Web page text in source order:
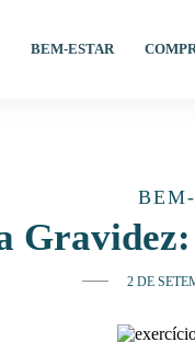
BEM-ESTAR
2 DE